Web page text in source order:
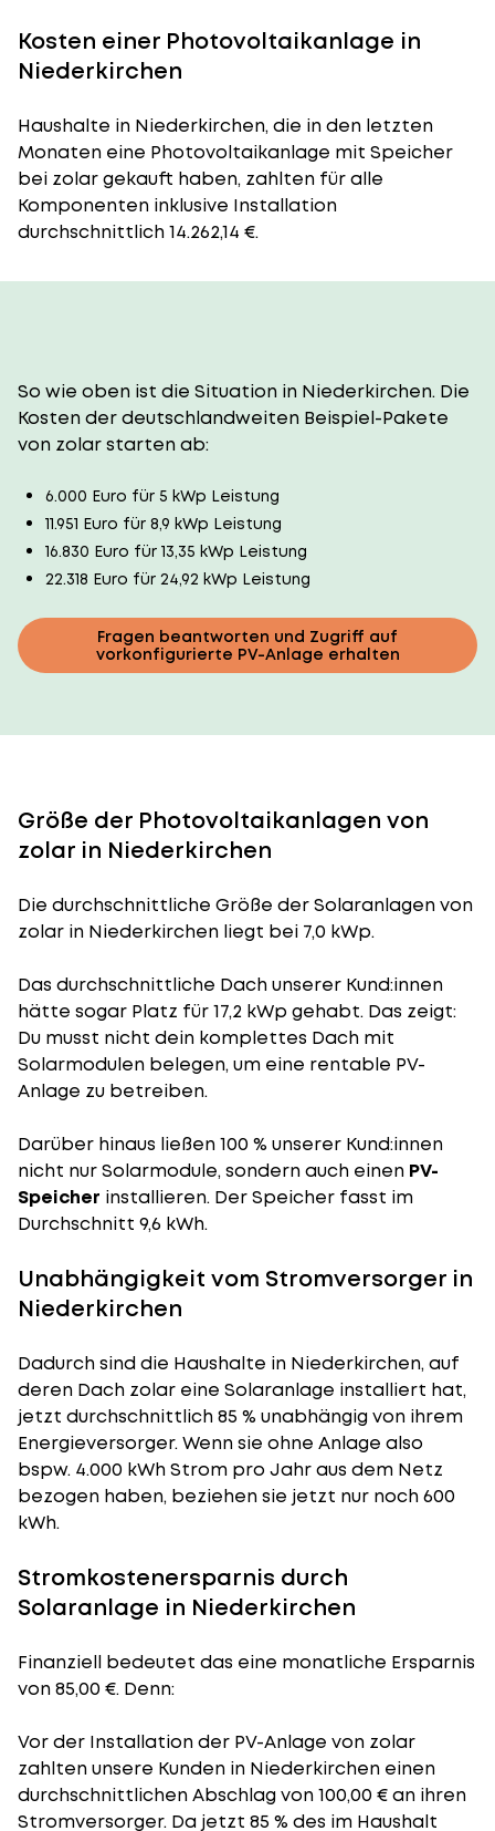
Kosten einer Photovoltaikanlage in
Niederkirchen
Haushalte in Niederkirchen, die in den letzten
Monaten eine Photovoltaikanlage mit Speicher
bei zolar gekauft haben, zahlten für alle
Komponenten inklusive Installation
durchschnittlich 14.262,14 €.
So wie oben ist die Situation in Niederkirchen. Die
Kosten der deutschlandweiten Beispiel-Pakete
von zolar starten ab:
6.000 Euro für 5 kWp Leistung
11.951 Euro für 8,9 kWp Leistung
16.830 Euro für 13,35 kWp Leistung
22.318 Euro für 24,92 kWp Leistung
Fragen beantworten und Zugriff auf
vorkonfigurierte PV-Anlage erhalten
Größe der Photovoltaikanlagen von
zolar in Niederkirchen
Die durchschnittliche Größe der Solaranlagenvon
zolar in Niederkirchen liegt bei 7,0 kWp.
Das durchschnittliche Dach unserer Kund:innen
hätte sogar Platz für 17,2 kWp gehabt. Das zeigt:
Du musst nicht dein komplettes Dach mit
Solarmodulen belegen, um eine rentable PV-
Anlage zu betreiben.
Darüber hinaus ließen 100 % unserer Kund:innen
nicht nur Solarmodule, sondern auch einen PV-
Speicher installieren. Der Speicher fasst im
Durchschnitt 9,6 kWh.
Unabhängigkeit vom Stromversorger in
Niederkirchen
Dadurch sind die Haushalte in Niederkirchen, auf
deren Dach zolar eine Solaranlage installiert hat,
jetzt durchschnittlich 85 % unabhängig von ihrem
Energieversorger. Wenn sie ohne Anlage also
bspw. 4.000 kWh Strom pro Jahr aus dem Netz
bezogen haben, beziehen sie jetzt nur noch 600
kWh.
Stromkostenersparnis durch
Solaranlage in Niederkirchen
Finanziell bedeutet das eine monatliche Ersparnis
von 85,00 €. Denn:
Vor der Installation der PV-Anlage von zolar
zahlten unsere Kunden in Niederkirchen einen
durchschnittlichen Abschlag von 100,00 € an ihren
Stromversorger. Da jetzt 85 % des im Haushalt